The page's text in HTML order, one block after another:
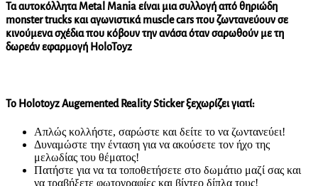
ΤααυτοκόλληταMetal Maniaείναι μια συλλογή από θηριώδη
monster trucks και αγωνιστικά muscle cars που ζωντανεύουν σε
κινούμενα σχέδια που κόβουν την ανάσα όταν σαρωθούν με τη
δωρεάν εφαρμογή HoloToyz
Το Holotoyz Augemented Reality Sticker ξεχωρίζει γιατί:
Απλώς κολλήστε, σαρώστε και δείτε τo να ζωντανεύει!
Δυναμώστε την ένταση για να ακούσετε τον ήχο της
μελωδίας του θέματος!
Πατήστε για να τα τοποθετήσετε στο δωμάτιο μαζί σας και
να τραβήξετε φωτογραφίες και βίντεο δίπλα τους!